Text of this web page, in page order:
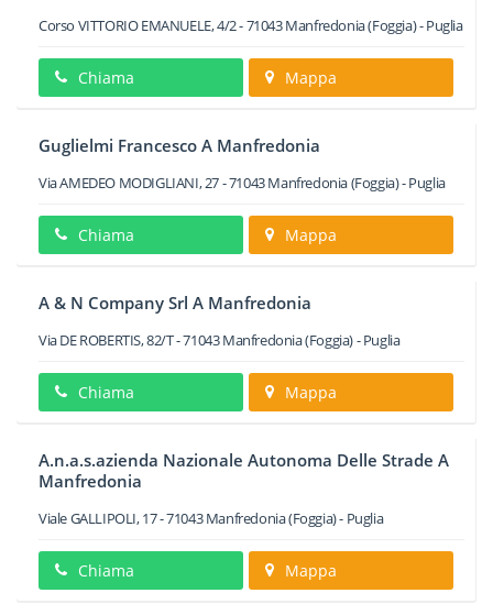
Corso VITTORIO EMANUELE, 4/2-71043Manfredonia(Foggia) -Puglia
Chiama Mappa
Guglielmi Francesco A Manfredonia
Via AMEDEO MODIGLIANI, 27-71043Manfredonia(Foggia) -Puglia
Chiama Mappa
A & N Company Srl A Manfredonia
Via DE ROBERTIS, 82/T-71043Manfredonia(Foggia) -Puglia
Chiama Mappa
A.n.a.s.azienda Nazionale Autonoma Delle Strade A
Manfredonia
Viale GALLIPOLI, 17-71043 Manfredonia(Foggia) - Puglia
Chiama Mappa